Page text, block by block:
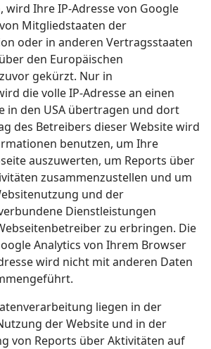
wird Ihre IP-Adresse von Google
Mitgliedstaaten der
oder in anderen Vertragsstaaten
den Europäischen
gekürzt. Nur in
die volle IP-Adresse an einen
in den USA übertragen und dort
des Betreibers dieser Website wird
benutzen, um Ihre
auszuwerten, um Reports über
zusammenzustellen und um
und der
Dienstleistungen
zu erbringen. Die
Analytics von Ihrem Browser
wird nicht mit anderen Daten
liegen in der
der Website und in der
von Reports über Aktivitäten auf